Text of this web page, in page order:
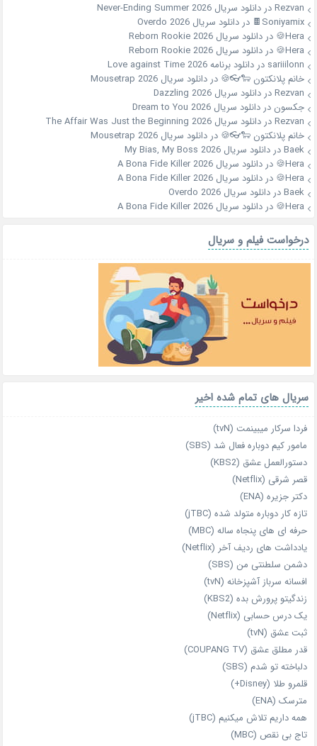
Rezvanدردانلود سریال Never-Ending Summer 2026
Soniyamix🍫
دردانلود سریال Overdo 2026
Hera🍪
دردانلود سریال Reborn Rookie 2026
Hera🍪
دردانلود سریال Reborn Rookie 2026
sariiilonn دردانلود برنامه Love against Time 2026
خانم پلانکتون 🐑👓🍪 دردانلود سریال Mousetrap 2026
Rezvanدردانلود سریال Dazzling 2026
جکسون دردانلود سریال Dream to You 2026
Rezvanدردانلود سریال The Affair Was Just the Beginning 2026
خانم پلانکتون 🐑👓🍪 دردانلود سریال Mousetrap 2026
Baekدردانلود سریال My Bias, My Boss 2026
Hera🍪
دردانلود سریال A Bona Fide Killer 2026
Hera🍪
دردانلود سریال A Bona Fide Killer 2026
Baekدردانلود سریال Overdo 2026
Hera🍪
دردانلود سریال A Bona Fide Killer 2026
درخواست فیلم و سریال
سریال های تمام شده اخیر
فردا سرکار میبینمت (tvN)
مامور کیم دوباره فعال شد (SBS)
دستورالعمل عشق (KBS2)
قصر شرقی (Netflix)
دکتر جزیره (ENA)
تازه‌ کار دوباره‌ متولد شده (jTBC)
حرفه‌ ای‌ های پنجاه‌ ساله (MBC)
یادداشت‌ های ردیف آخر (Netflix)
دشمن سلطنتی من (SBS)
افسانه سرباز آشپزخانه (tvN)
زندگیتو پرورش بده (KBS2)
یک درس حسابی (Netflix)
ثبت عشق (tvN)
قدر مطلق عشق (COUPANG TV)
دلباخته تو شدم (SBS)
قلمرو طلا (Disney+)
مترسک (ENA)
همه داریم تلاش میکنیم (jTBC)
تاج بی‌ نقص (MBC)